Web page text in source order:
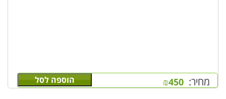
מחיר: ₪450 הוספה לסל